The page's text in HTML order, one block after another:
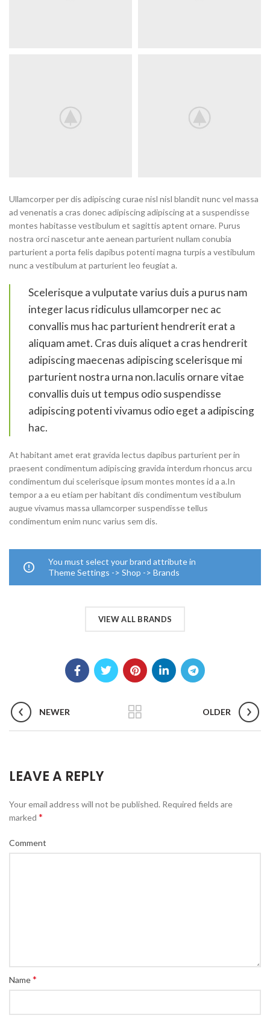
Ullamcorper per dis adipiscing curae nisl nisl blandit nunc vel massa
ad venenatis a cras donec adipiscing adipiscing at a suspendisse
montes habitasse vestibulum et sagittis aptent ornare. Purus
nostra orci nascetur ante aenean parturient nullam conubia
parturient a porta felis dapibus potenti magna turpis a vestibulum
nunc a vestibulum at parturient leo feugiat a.
Scelerisque a vulputate varius duis a purus nam
integer lacus ridiculus ullamcorper nec ac
convallis mus hac parturient hendrerit erat a
aliquam amet. Cras duis aliquet a cras hendrerit
adipiscing maecenas adipiscing scelerisque mi
parturient nostra urna non.Iaculis ornare vitae
convallis duis ut tempus odio suspendisse
adipiscing potenti vivamus odio eget a adipiscing
hac.
At habitant amet erat gravida lectus dapibus parturient per in
praesent condimentum adipiscing gravida interdum rhoncus arcu
condimentum dui scelerisque ipsum montes montes id a a.In
tempor a a eu etiam per habitant dis condimentum vestibulum
augue vivamus massa ullamcorper suspendisse tellus
condimentum enim nunc varius sem dis.
You must select your brand attribute in
Theme Settings -> Shop -> Brands
VIEW ALL BRANDS
NEWER OLDER
LEAVE A REPLY
Your email address will not be published. Required fields are
marked *
Comment
Name*